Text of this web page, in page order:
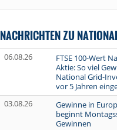
NACHRICHTEN ZU
06.08.26
FTSE 100-Wert
Aktie: So viel
National Grid-
vor 5 Jahren
03.08.26
Gewinne in
beginnt
Gewinnen